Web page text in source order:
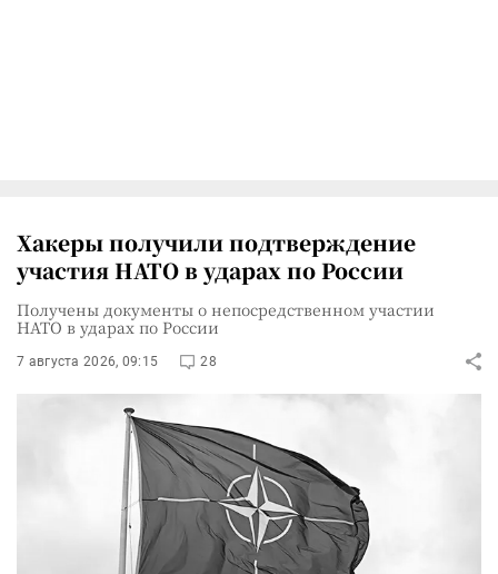
Хакеры получили подтверждение
участия НАТО в ударах по России
Получены документы о непосредственном участии
НАТО в ударах по России
7 августа 2026, 09:15 28